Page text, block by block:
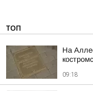
ТОП
На
09:18